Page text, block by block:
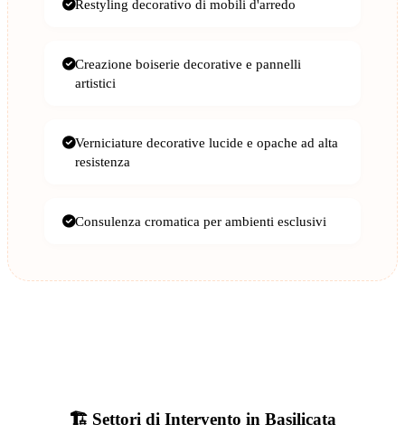
Restyling decorativo di mobili d'arredo
Creazione boiserie decorative e pannelli
artistici
Verniciature decorative lucide e opache ad alta
resistenza
Consulenza cromatica per ambienti esclusivi
🏗️ Settori di Intervento in Basilicata